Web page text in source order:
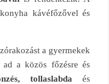
kávéfőzővel és
a gyermekek
ad a közös főzésre és
tollaslabda és